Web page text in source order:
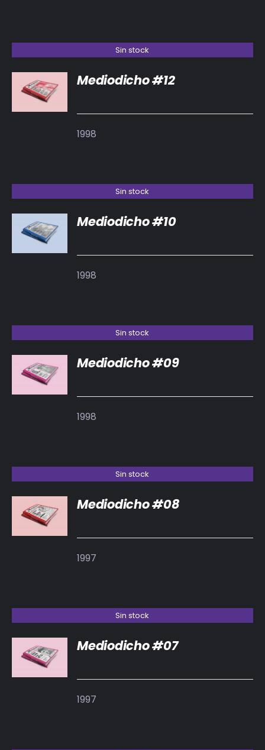
Sin stock
DETALLES
Mediodicho #12
1998
Sin stock
DETALLES
Mediodicho #10
1998
Sin stock
DETALLES
Mediodicho #09
1998
Sin stock
DETALLES
Mediodicho #08
1997
Sin stock
DETALLES
Mediodicho #07
1997